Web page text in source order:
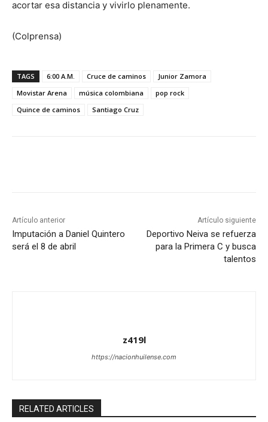
acortar esa distancia y vivirlo plenamente.
(Colprensa)
TAGS 6:00 A.M. Cruce de caminos
Junior Zamora
Movistar Arena
música colombiana
pop rock
Quince de caminos
Santiago Cruz
Artículo anterior
Imputación a Daniel Quintero
será el 8 de abril
Artículo siguiente
Deportivo Neiva se refuerza
para la Primera C y busca
talentos
z419l
https://nacionhuilense.com
RELATED ARTICLES